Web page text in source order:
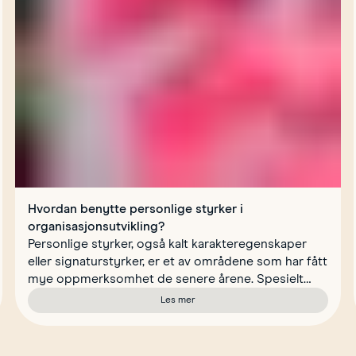
Hvordan benytte personlige styrker i
organisasjonsutvikling?
Personlige styrker, også kalt karakteregenskaper
eller signaturstyrker, er et av områdene som har fått
mye oppmerksomhet de senere årene. Spesielt
innen feltene postitiv psykolog og coaching – og
det er ikke uten grunn.
Les merom Hvordan benytte personlige styrker i